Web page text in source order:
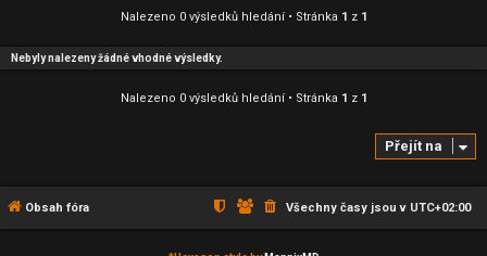
Nalezeno 0 výsledků hledání • Stránka 1 z 1
Nebyly nalezeny žádné vhodné výsledky.
Nalezeno 0 výsledků hledání • Stránka 1 z 1
Přejít na
Obsah fóra Všechny časy jsou v UTC+02:00